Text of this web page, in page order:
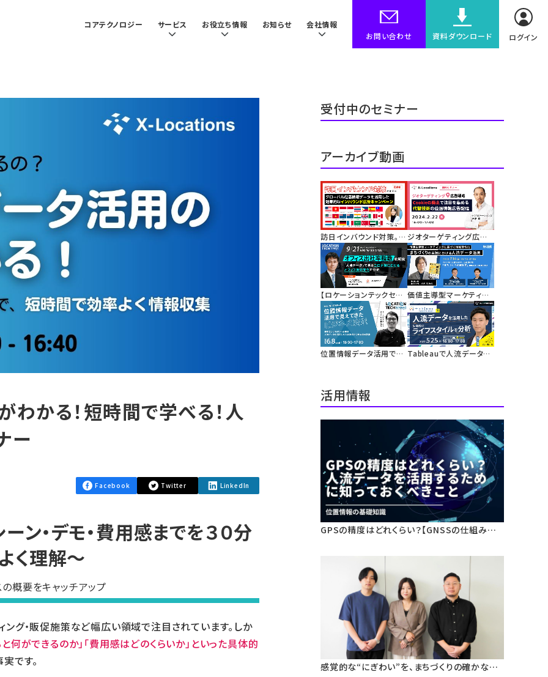
コアテクノロジー サービス お役立ち情報 お知らせ
会社情報
お問い合わせ
資料ダウンロード ログイン
かる！短時間で学べる！人
ー
Facebook Twitter LinkedIn
ン・デモ・費用感までを３０分
く理解〜
概要をキャッチアップ
グ・販促施策など幅広い領域で注目されています。しか
何ができるのか」「費用感はどのくらいか」といった具体的
です。
受付中のセミナー
アーカイブ動画
訪日インバウンド対策。グ
ローバル位置情報データ
を活用した効果的なイン
バウンド広告キャンペー
ン
ジオターゲティング広告
戦略。サードパーティー
Cookieの廃止で注目を
集める代替技術としての
位置情報を活用した広告
配信
【ロケーションテックセミ
ナー】人流データを活用し
た「オフィス出社率指数」
を解説
価値主導型マーケティン
グに基づく地域活性化
まちづくりの実践におけ
る人流データ活用
位置情報データ活用で見 Tableauで人流データを
活用情報
GPSの精度はどれくらい？【GNSSの仕組みと
感覚的な“にぎわい”を、まちづくりの確かなエ